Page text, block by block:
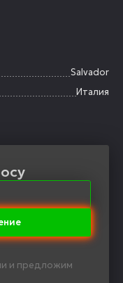
Salvador
Италия
и предложим